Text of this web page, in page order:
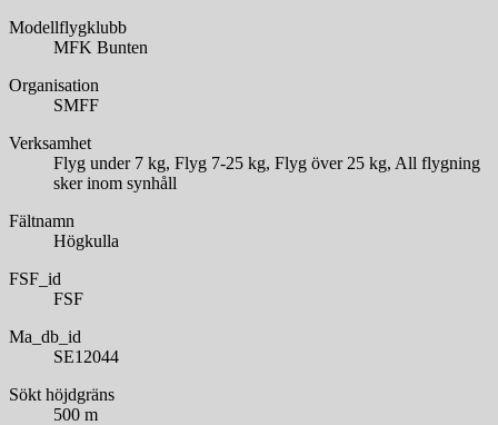
Modellflygklubb
MFK Bunten
Organisation
SMFF
Verksamhet
Flyg under 7 kg, Flyg 7-25 kg, Flyg över 25 kg, All flygning
sker inom synhåll
Fältnamn
Högkulla
FSF_id
FSF
Ma_db_id
SE12044
Sökt höjdgräns
500 m